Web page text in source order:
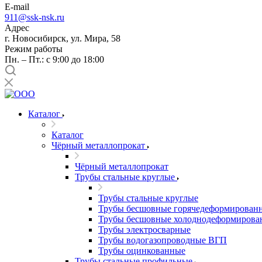
E-mail
911@ssk-nsk.ru
Адрес
г. Новосибирск, ул. Мира, 58
Режим работы
Пн. – Пт.: с 9:00 до 18:00
Каталог
Каталог
Чёрный металлопрокат
Чёрный металлопрокат
Трубы стальные круглые
Трубы стальные круглые
Трубы бесшовные
Трубы бесшовные
Трубы электросварные
Трубы водогазопроводные ВГП
Трубы оцинкованные